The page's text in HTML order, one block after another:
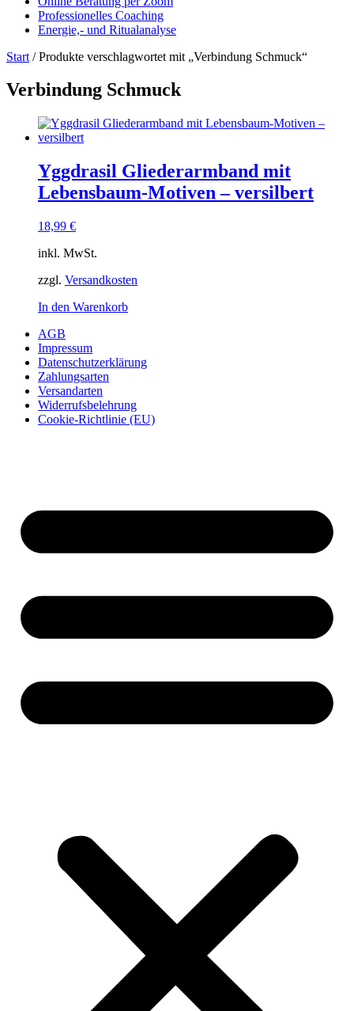
Professionelles Coaching
Energie,- und Ritualanalyse
Start / Produkte verschlagwortet mit „Verbindung Schmuck“
Verbindung Schmuck
Yggdrasil Gliederarmband mit
Lebensbaum-Motiven – versilbert
18,99 €
inkl. MwSt.
zzgl. Versandkosten
In den Warenkorb
AGB
Impressum
Datenschutzerklärung
Zahlungsarten
Versandarten
Widerrufsbelehrung
Cookie-Richtlinie (EU)